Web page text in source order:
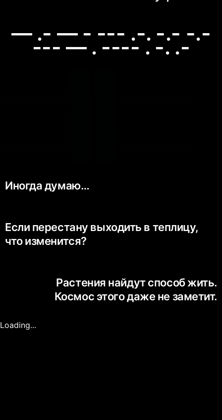
— .- — - --- .-. -.- -.-
--- — . ---- . -. .-
Иногда думаю…
Если перестану выходить в теплицу,
что изменится?
Растения найдут способ жить.
Космос этого даже не заметит.
Loading...